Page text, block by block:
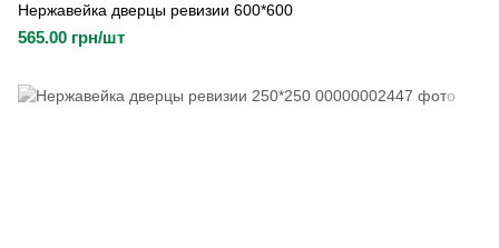
Нержавейка дверцы ревизии 600*600
565.00 грн/шт